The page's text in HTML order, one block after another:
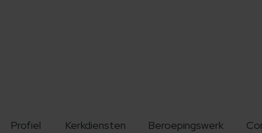
Profiel Kerkdiensten Beroepingswerk